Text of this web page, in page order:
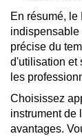
En résumé, le
indispensable
précise du
d'utilisation et
les
Choisissez
instrument de
avantages.